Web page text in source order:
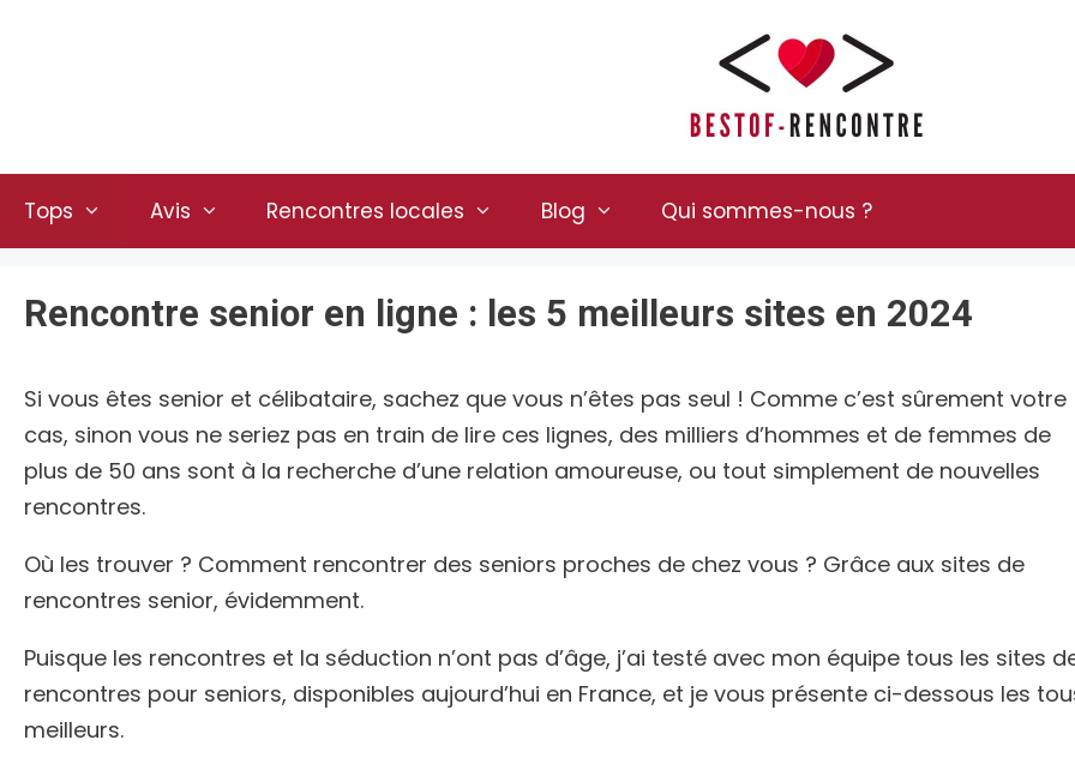
Tops Avis Rencontres locales Blog Qui sommes-nous ?
Rencontre senior en ligne : les 5 meilleurs sites en 2024
Si vous êtes senior et célibataire, sachez que vous n’êtes pas seul ! Comme c’est sûrement votre
cas, sinon vous ne seriez pas en train de lire ces lignes, des milliers d’hommes et de femmes de
plus de 50 ans sont à la recherche d’une relation amoureuse, ou tout simplement de nouvelles
rencontres.
Où les trouver ? Comment rencontrer des seniors proches de chez vous ? Grâce aux sites de
rencontres senior, évidemment.
Puisque les rencontres et la séduction n’ont pas d’âge, j’ai testé avec mon équipe tous les sites
rencontres pour seniors, disponibles aujourd’hui en France, et je vous présente ci-dessous les
meilleurs.